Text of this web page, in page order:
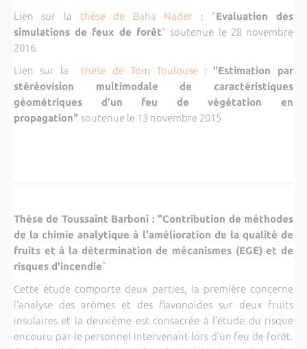
Lien sur la thèse de Baha Nader : "Evaluation des
simulations de feux de forêt" soutenue le 28 novembre
2016
Lien sur la thèse de Tom Toulouse : "Estimation par
stéréovision multimodale de caractéristiques
géométriques d'un feu de végétation en
propagation" soutenue le 13 novembre 2015
Thèse de Toussaint Barboni : "Contribution de méthodes
de la chimie analytique à l'amélioration de la qualité de
fruits et à la détermination de mécanismes (EGE) et de
risques d'incendie"
Cette étude comporte deux parties, la première concerne
l’analyse des arômes et des flavonoïdes sur deux fruits
insulaires et la deuxième est consacrée à l’étude du risque
encouru par le personnel intervenant lors d’un feu de forêt.